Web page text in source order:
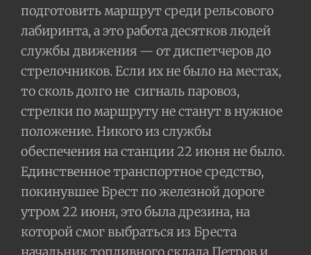
подготовить маршрут среди рельсового
лабиринта, а это работа десятков людей
службы движения — от диспетчеров до
стрелочников. Если их не было на местах,
то сколь долго не сигналь паровоз,
стрелки по маршруту не станут в нужное
положение. Никого из службы
обеспечения на станции 22 июня не было.
Единственное транспортное средство,
покинувшее Брест по железной дороге
утром 22 июня, это была дрезина, на
которой смог выбраться из Бреста